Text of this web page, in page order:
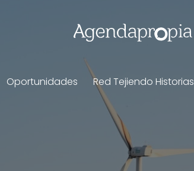
Oportunidades Red Tejiendo Historias